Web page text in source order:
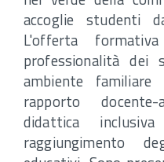
accoglie studenti
L'offerta
professionalità
ambiente
rapporto
didattica
raggiungimento